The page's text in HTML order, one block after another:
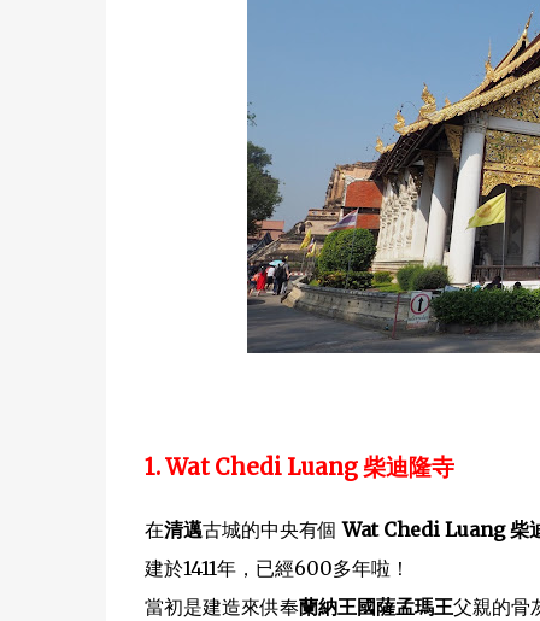
1. Wat Chedi Luang 柴迪隆寺
在清邁古城的中央有個 Wat Chedi Luang 柴
建於1411年，已經600多年啦！
當初是建造來供奉蘭納王國薩孟瑪王父親的骨